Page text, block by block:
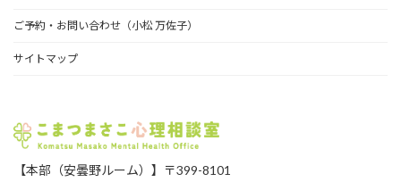
ご予約・お問い合わせ（小松 万佐子）
サイトマップ
【本部（安曇野ルーム）】〒399-8101